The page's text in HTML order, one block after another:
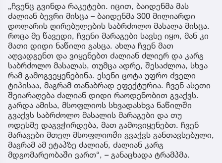
„ჩვენც გვინდა რაკეტები. იცით, ბაიდენმა მას
ძალიან ბევრი მისცა – ბაიდენმა 300 მილიარდი
დოლარის ღირებულების საბრძოლო მასალა მისცა.
როცა მე წავედი, ჩვენი მარაგები სავსე იყო, მან კი
მათი დიდი ნაწილი გასცა. ახლა ჩვენ მათ
აღვადგენთ და ვიყენებთ ძალიან ძლიერ და კარგ
საბრძოლო მასალას, თუმცა ადრე, შესაძლოა, სხვა
რამ გამოგვეყენებინა. ესენი ცოტა უფრო ძველი
ტიპისაა, მაგრამ თანაბრად ეფექტურია. ჩვენ ასეთი
შეიარაღება ძალიან დიდი რაოდენობით გვაქვს.
გარდა ამისა, მსოფლიოს სხვადასხვა ნაწილში
გვაქვს საბრძოლო მასალის მარაგები და თუ
ოდესმე დაგვჭირდება, მათ გამოვიყენებთ. ჩვენ
მარაგები მთელ მსოფლიოში გვაქვს განთავსებული,
მაგრამ ამ ეტაპზე ძალიან, ძალიან კარგ
მდგომარეობაში ვართ“, – განაცხადა ტრამპმა.